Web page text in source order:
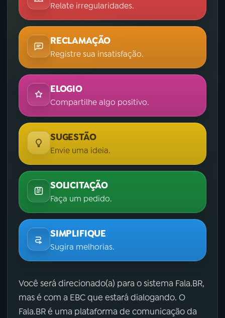
Relate irregularidades.
RECLAMAÇÃO
Registre sua insatisfação.
ELOGIO
Compartilhe algo positivo.
SUGESTÃO
Envie uma ideia.
SOLICITAÇÃO
Faça um pedido.
SIMPLIFIQUE
Sugira melhorias.
Você será direcionado(a) para o sistema Fala.BR,
mas é com a EBC que estará dialogando. O
Fala.BR é uma plataforma de comunicação da